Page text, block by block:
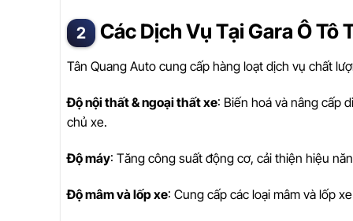
Các Dịch Vụ Tại Gara Ô Tô
Tân Quang Auto cung cấp hàng loạt dịch vụ chất
Độ nội thất & ngoại thất xe: Biến hoá và nâng cấp
chủ xe.
Độ máy: Tăng công suất động cơ, cải thiện hiệu
Độ mâm và lốp xe: Cung cấp các loại mâm và lốp